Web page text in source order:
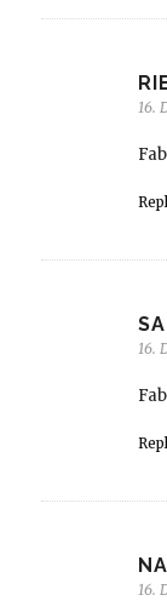
16.
16.
16.